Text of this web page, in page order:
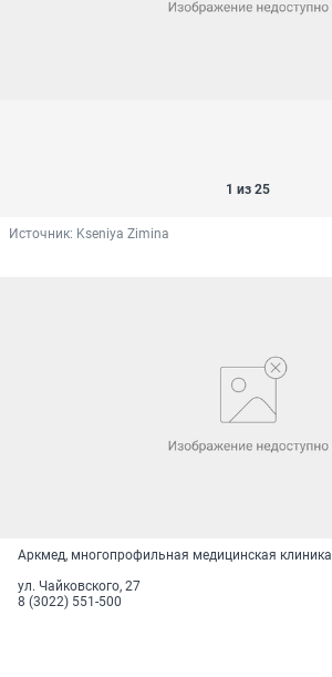
1 из 25
Источник: Kseniya Zimina
Аркмед, многопрофильная медицинская клиника
ул. Чайковского, 27
8 (3022) 551-500